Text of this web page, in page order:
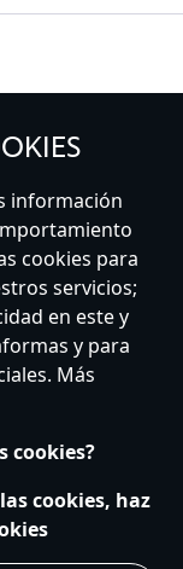
de Tiendas
de Cookies
Generales
los derechos
información
cookies para
servicios;
en este y
y para
Más
cookies?
cookies, haz